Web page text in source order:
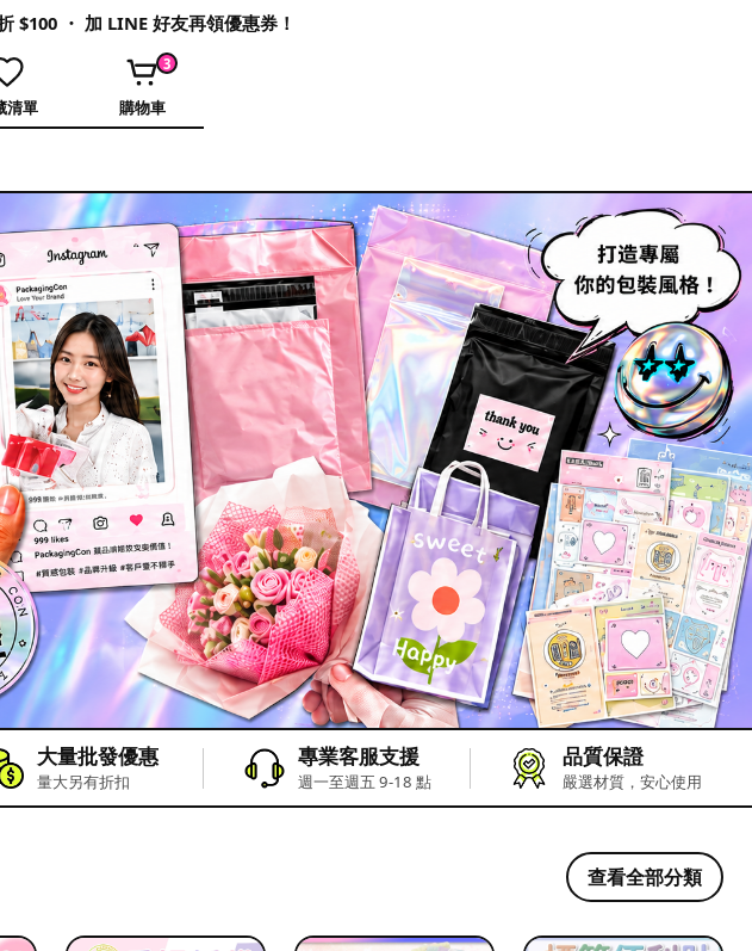
$100 ・ 加 LINE 好友再領優惠券！
清單
3
購物車
大量批發優惠
量大另有折扣
專業客服支援
週一至週五 9-18 點
品質保證
嚴選材質，安心使用
查看全部分類